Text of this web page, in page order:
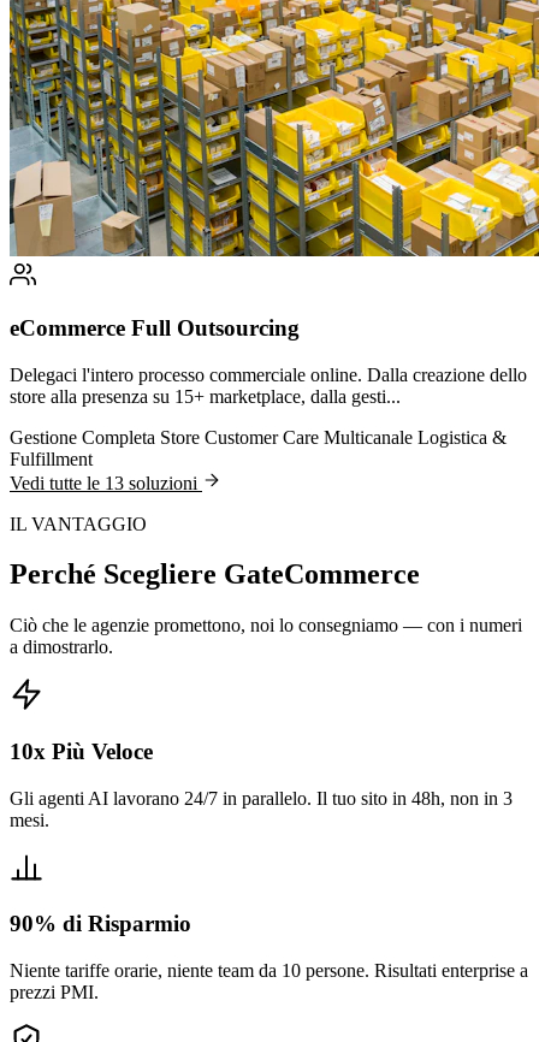
eCommerce Full Outsourcing
Delegaci l'intero processo commerciale online. Dalla creazione dello
store alla presenza su 15+ marketplace, dalla gesti...
Gestione Completa Store Customer Care Multicanale Logistica &
Fulfillment
Vedi tutte le 13 soluzioni
IL VANTAGGIO
Perché Scegliere GateCommerce
Ciò che le agenzie promettono, noi lo consegniamo — con i numeri
a dimostrarlo.
10x Più Veloce
Gli agenti AI lavorano 24/7 in parallelo. Il tuo sito in 48h, non in 3
mesi.
90% di Risparmio
Niente tariffe orarie, niente team da 10 persone. Risultati enterprise a
prezzi PMI.